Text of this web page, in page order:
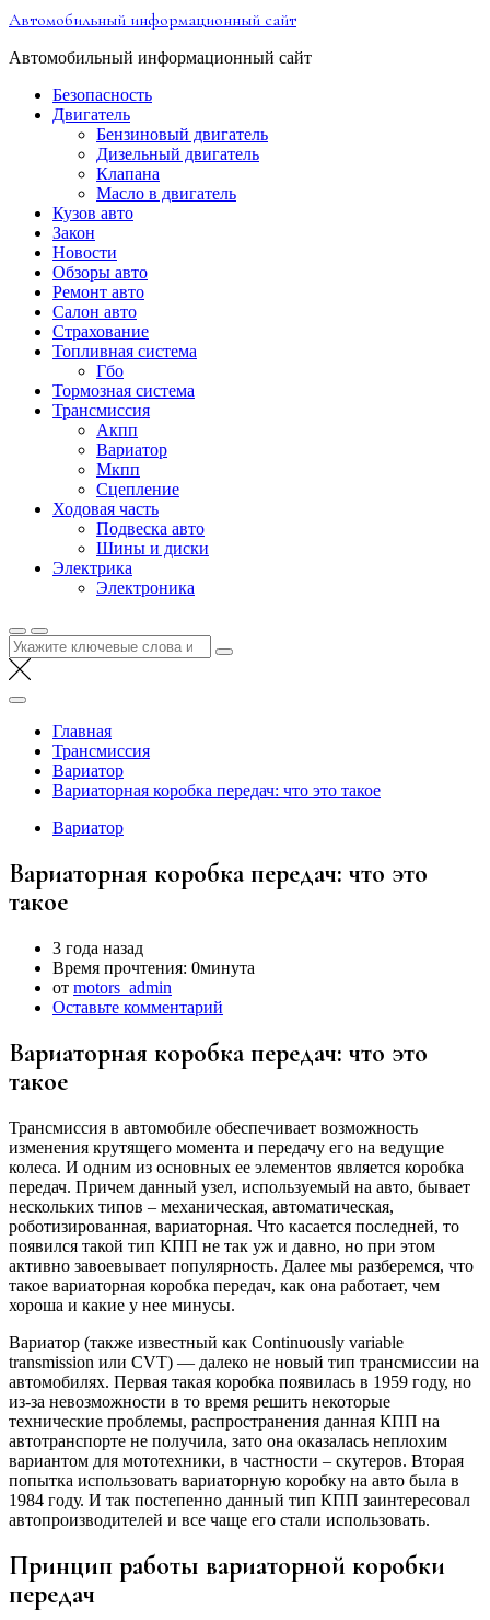
Перейти
содержимому
Автомобильный информационный сайт
Автомобильный информационный сайт
Безопасность
Двигатель
Бензиновый двигатель
Дизельный двигатель
Клапана
Масло в двигатель
Кузов авто
Закон
Новости
Обзоры авто
Ремонт авто
Салон авто
Страхование
Топливная система
Гбо
Тормозная система
Трансмиссия
Акпп
Вариатор
Мкпп
Сцепление
Ходовая часть
Подвеска авто
Шины и диски
Электрика
Электроника
Найти:
Главная
Трансмиссия
Вариатор
Вариаторная коробка передач: что это такое
Вариатор
Вариаторная коробка передач: что это
такое
3 года назад
Время прочтения: 0минута
от motors_admin
Оставьте комментарий
Вариаторная коробка передач: что это
такое
Трансмиссия в автомобиле обеспечивает возможность
изменения крутящего момента и передачу его на ведущие
колеса. И одним из основных ее элементов является коробка
передач. Причем данный узел, используемый на авто, бывает
нескольких типов – механическая, автоматическая,
роботизированная, вариаторная. Что касается последней, то
появился такой тип КПП не так уж и давно, но при этом
активно завоевывает популярность. Далее мы разберемся, что
такое вариаторная коробка передач, как она работает, чем
хороша и какие у нее минусы.
Вариатор (также известный как Continuously variable
transmission или CVT) — далеко не новый тип трансмиссии на
автомобилях. Первая такая коробка появилась в 1959 году, но
из-за невозможности в то время решить некоторые
технические проблемы, распространения данная КПП на
автотранспорте не получила, зато она оказалась неплохим
вариантом для мототехники, в частности – скутеров. Вторая
попытка использовать вариаторную коробку на авто была в
1984 году. И так постепенно данный тип КПП заинтересовал
автопроизводителей и все чаще его стали использовать.
Принцип работы вариаторной коробки
передач